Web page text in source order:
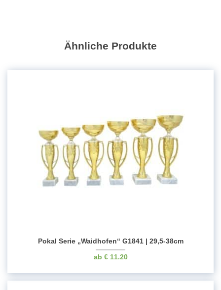
Ähnliche Produkte
Pokal Serie „Waidhofen“ G1841 | 29,5-38cm
€11.20